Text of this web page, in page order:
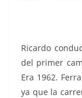
Ricardo
del primer
Era 1962.
ya que la